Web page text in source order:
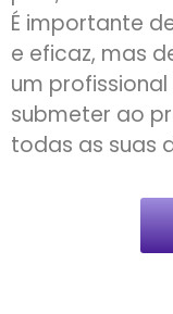
É importante
e eficaz, mas
um
submeter ao
todas as suas